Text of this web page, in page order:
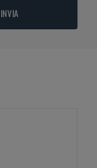
INVIA